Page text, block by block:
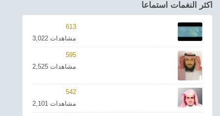
شعر
اناشيد
ادعية
احدث الفيديوهات
اكثر النغمات استماعا
613
3,022 مشاهدات
595
2,525 مشاهدات
542
2,101 مشاهدات